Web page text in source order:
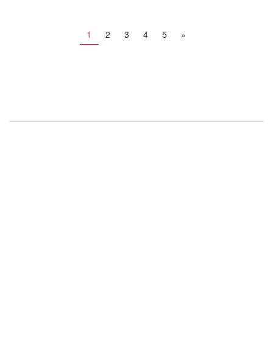
1 2 3 4 5 »